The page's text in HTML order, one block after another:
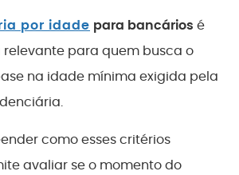
por idade para bancários é
para quem busca o
na idade mínima exigida pela
como esses critérios
avaliar se o momento do